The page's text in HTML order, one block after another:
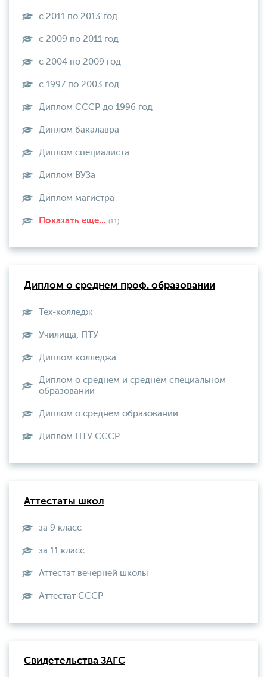
с 2011 по 2013 год
с 2009 по 2011 год
с 2004 по 2009 год
с 1997 по 2003 год
Диплом СССР до 1996 год
Диплом бакалавра
Диплом специалиста
Диплом ВУЗа
Диплом магистра
Показать еще... (11)
Диплом о среднем проф. образовании
Тех-колледж
Училища, ПТУ
Диплом колледжа
Диплом о среднем и среднем специальном
образовании
Диплом о среднем образовании
Диплом ПТУ СССР
Аттестаты школ
за 9 класс
за 11 класс
Аттестат вечерней школы
Aттестат СССР
Свидетельства ЗАГС